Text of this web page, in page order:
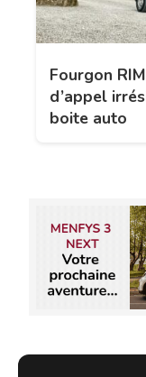
Fourgon
d’appel
boite auto